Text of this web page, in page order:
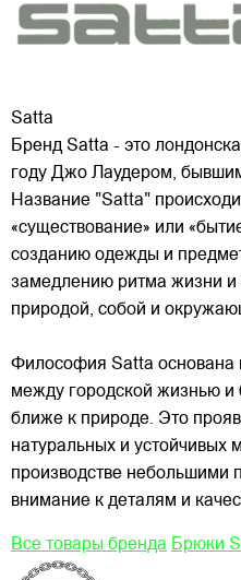
Satta
Бренд Satta - это
году Джо Лаудером,
Название "Satta"
«существование» или
созданию одежды и
замедлению ритма жизни и
природой, собой и
Философия Satta основана
между городской жизнью
ближе к природе. Это
натуральных и устойчивых
производстве небольшими
внимание к деталям и
Все товары бренда Брюки